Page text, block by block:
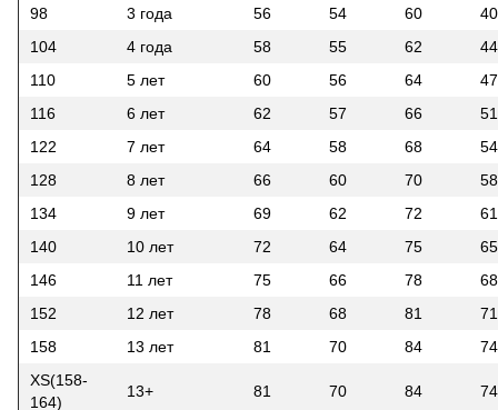
98
3 года 56 54 60
104
4 года 58 55 62
44
110
5 лет 60 56 64
116
6 лет 62 57 66
51
122
7 лет 64 58 68
128
8 лет 66 60 70
58
134
9 лет 69 62 72
140
10 лет 72 64 75
65
146
11 лет 75 66 78
152
12 лет 78 68 81
158
13 лет 81 70 84
XS(158-
164)
13+ 81 70 84